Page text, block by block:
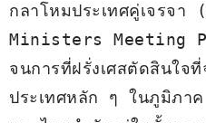
กลาโหมประเทศคู่เจรจา
Ministers Meeting
จนการที่ฝรั่งเศสตัดสินใจ
ประเทศหลัก ๆ ในภูมิภา